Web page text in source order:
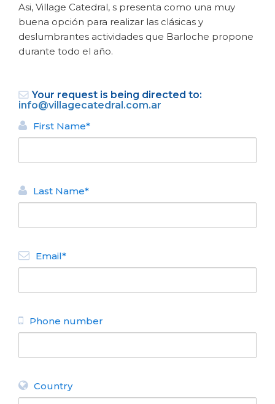
HOTEL
Village Catedral
N° de disposición:
BACK
Asi, Village Catedral, s presenta como una muy
buena opción para realizar las clásicas y
deslumbrantes actividades que Barloche propone
durante todo el año.
Your request is being directed to:
info@villagecatedral.com.ar
First Name*
Last Name*
Email*
Phone number
Country